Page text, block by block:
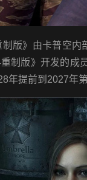
》由卡普空内
制版》开发的成
年提前到2027年第